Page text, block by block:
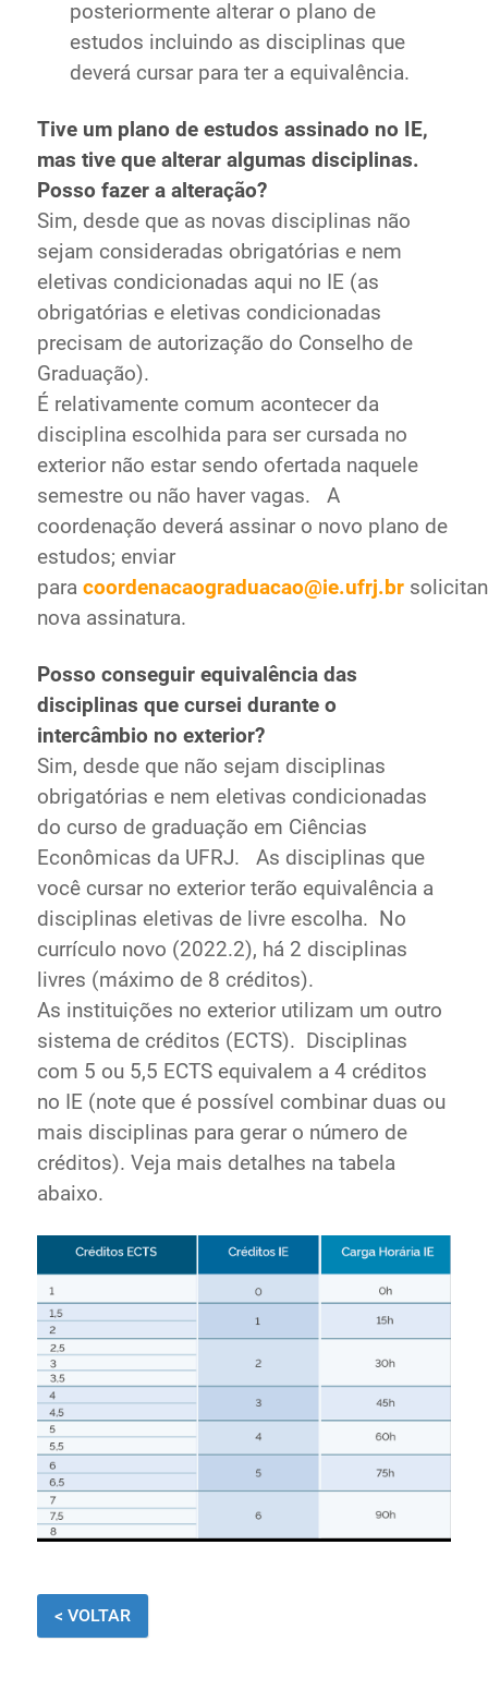
posteriormente alterar o plano de
estudos incluindo as disciplinas que
deverá cursar para ter a equivalência.
Tive um plano de estudos assinado no IE,
mas tive que alterar algumas disciplinas.
Posso fazer a alteração?
Sim, desde que as novas disciplinas não
sejam consideradas obrigatórias e nem
eletivas condicionadas aqui no IE (as
obrigatórias e eletivas condicionadas
precisam de autorização do Conselho de
Graduação).
É relativamente comum acontecer da
disciplina escolhida para ser cursada no
exterior não estar sendo ofertada naquele
semestre ou não haver vagas. A
coordenação deverá assinar o novo plano de
estudos; enviar
para coordenacaograduacao@ie.ufrj.br
nova assinatura.
Posso conseguir equivalência das
disciplinas que cursei durante o
intercâmbio no exterior?
Sim, desde que não sejam disciplinas
obrigatórias e nem eletivas condicionadas
do curso de graduação em Ciências
Econômicas da UFRJ. As disciplinas que
você cursar no exterior terão equivalência a
disciplinas eletivas de livre escolha. No
currículo novo (2022.2), há 2 disciplinas
livres (máximo de 8 créditos).
As instituições no exterior utilizam um outro
sistema de créditos (ECTS). Disciplinas
com 5 ou 5,5 ECTS equivalem a 4 créditos
no IE (note que é possível combinar duas ou
mais disciplinas para gerar o número de
créditos). Veja mais detalhes na tabela
abaixo.
< VOLTAR